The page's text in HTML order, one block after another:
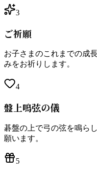
3
ご祈願
お子さまのこれまでの成
みをお祈りします。
4
盤上鳴弦の儀
碁盤の上で弓の弦を鳴ら
願います。
5